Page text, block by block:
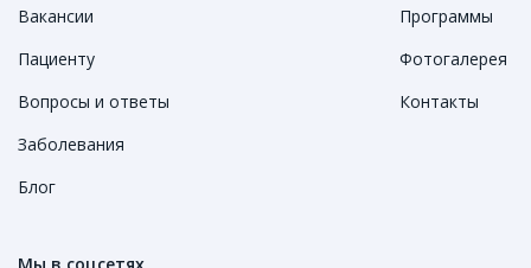
Вакансии
Пациенту
Вопросы и ответы
Заболевания
Блог
Программы
Фотогалерея
Контакты